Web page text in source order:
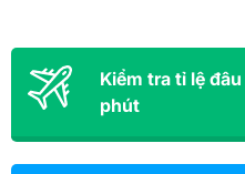
Kiểm tra tỉ lệ
phút